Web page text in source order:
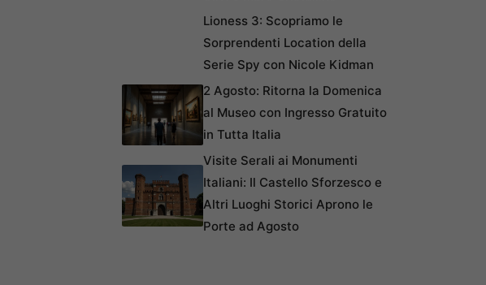
Lioness 3: Scopriamo le
Sorprendenti Location della
Serie Spy con Nicole Kidman
2 Agosto: Ritorna la Domenica
al Museo con Ingresso Gratuito
in Tutta Italia
Visite Serali ai Monumenti
Italiani: Il Castello Sforzesco e
Altri Luoghi Storici Aprono le
Porte ad Agosto